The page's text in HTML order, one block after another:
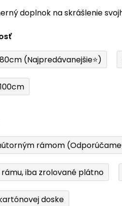
hviezdičiek.
doplnok na skrášlenie
(Najpredávanejšie⭐)
rámom
rámu, iba zrolované plátno
doske